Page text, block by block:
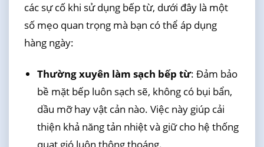
các sự cố khi sử dụng bếp từ, dưới đây là một
số mẹo quan trọng mà bạn có thể áp dụng
hàng ngày:
Thường xuyên làm sạch bếp từ: Đảm bảo
bề mặt bếp luôn sạch sẽ, không có bụi bẩn,
dầu mỡ hay vật cản nào. Việc này giúp cải
thiện khả năng tản nhiệt và giữ cho hệ thống
quạt gió luôn thông thoáng.